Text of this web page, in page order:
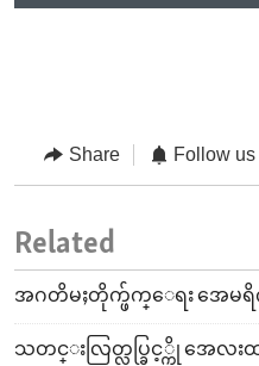
Share Follow us
Related
အဂတိမႈတိုက္ဖ်က္ေရး အေမရိ
သတင္းလြတ္လပ္ခြင့္ကို အေလး